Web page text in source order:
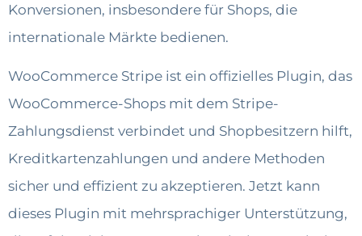
Konversionen, insbesondere für Shops, die
internationale Märkte bedienen.
WooCommerce Stripe ist ein offizielles Plugin, das
WooCommerce-Shops mit dem Stripe-
Zahlungsdienst verbindet und Shopbesitzern hilft,
Kreditkartenzahlungen und andere Methoden
sicher und effizient zu akzeptieren. Jetzt kann
dieses Plugin mit mehrsprachiger Unterstützung,